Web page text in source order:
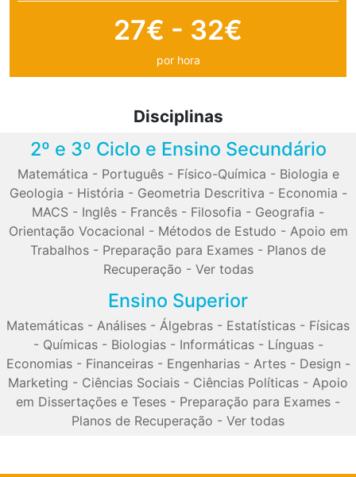
27€ - 32€
por hora
Disciplinas
2º e 3º Ciclo e Ensino Secundário
Matemática - Português- Físico-Química - Biologia e
Geologia - História - Geometria Descritiva - Economia -
MACS - Inglês - Francês - Filosofia - Geografia -
Orientação Vocacional - Métodos de Estudo - Apoio em
Trabalhos - Preparação para Exames - Planos de
Recuperação - Ver todas
Ensino Superior
Matemáticas - Análises - Álgebras - Estatísticas - Físicas
- Químicas- Biologias- Informáticas- Línguas-
Economias- Financeiras- Engenharias- Artes- Design -
Marketing - Ciências Sociais - Ciências Políticas - Apoio
em Dissertações e Teses - Preparação para Exames -
Planos de Recuperação - Ver todas